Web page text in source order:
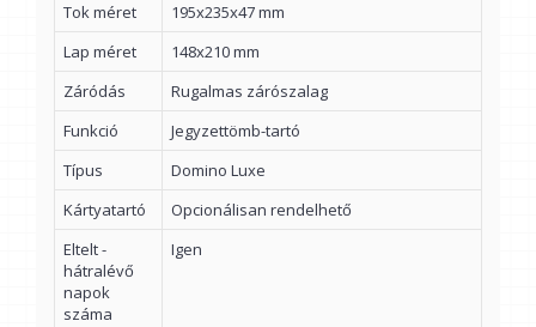
Tok méret
195x235x47 mm
Lap méret
148x210 mm
Záródás
Rugalmas zárószalag
Funkció
Jegyzettömb-tartó
Típus
Domino Luxe
Kártyatartó
Opcionálisan rendelhető
Eltelt -
hátralévő
napok
száma
Igen